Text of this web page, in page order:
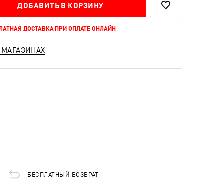
ДОБАВИТЬ В КОРЗИНУ
ДОСТАВКА ПРИ ОПЛАТЕ ОНЛАЙН
БЕСПЛАТНЫЙ ВОЗВРАТ